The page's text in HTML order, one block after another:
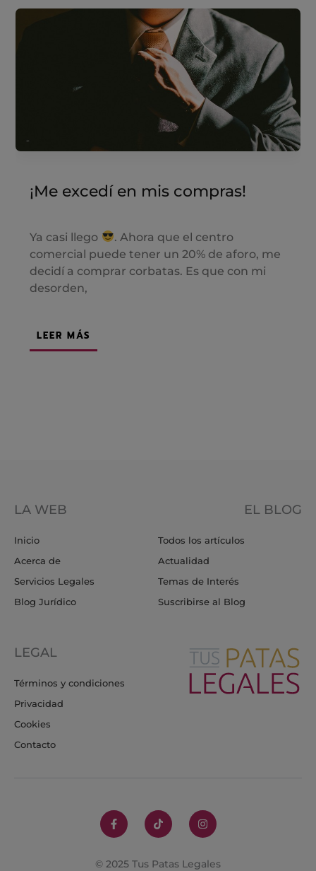
¡Me excedí en mis compras!
Ya casi llego
. Ahora que el centro
comercial puede tener un 20% de aforo, me
decidí a comprar corbatas. Es que con mi
desorden,
LEER MÁS
LA WEB
Inicio
Acerca de
Servicios Legales
Blog Jurídico
EL BLOG
Todos los artículos
Actualidad
Temas de Interés
Suscribirse al Blog
LEGAL
Términos y condiciones
Privacidad
Cookies
Contacto
© 2025 Tus Patas Legales
F
a
c
e
o
T
i
k
t
k
I
n
s
t
g